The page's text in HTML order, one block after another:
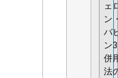
ェ
ン
バ
ン
併
法